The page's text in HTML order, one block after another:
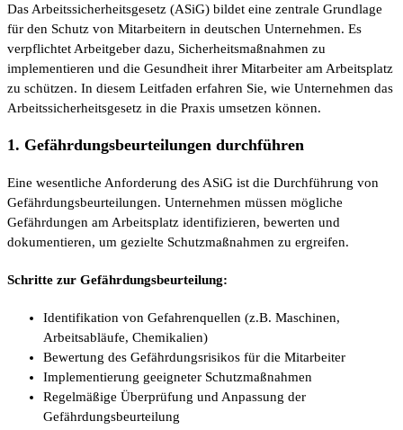
Das Arbeitssicherheitsgesetz (ASiG) bildet eine zentrale Grundlage
für den Schutz von Mitarbeitern in deutschen Unternehmen. Es
verpflichtet Arbeitgeber dazu, Sicherheitsmaßnahmen zu
implementieren und die Gesundheit ihrer Mitarbeiter am Arbeitsplatz
zu schützen. In diesem Leitfaden erfahren Sie, wie Unternehmen das
Arbeitssicherheitsgesetz in die Praxis umsetzen können.
1. Gefährdungsbeurteilungen durchführen
Eine wesentliche Anforderung des ASiG ist die Durchführung von
Gefährdungsbeurteilungen. Unternehmen müssen mögliche
Gefährdungen am Arbeitsplatz identifizieren, bewerten und
dokumentieren, um gezielte Schutzmaßnahmen zu ergreifen.
Schritte zur Gefährdungsbeurteilung:
Identifikation von Gefahrenquellen (z.B. Maschinen,
Arbeitsabläufe, Chemikalien)
Bewertung des Gefährdungsrisikos für die Mitarbeiter
Implementierung geeigneter Schutzmaßnahmen
Regelmäßige Überprüfung und Anpassung der
Gefährdungsbeurteilung